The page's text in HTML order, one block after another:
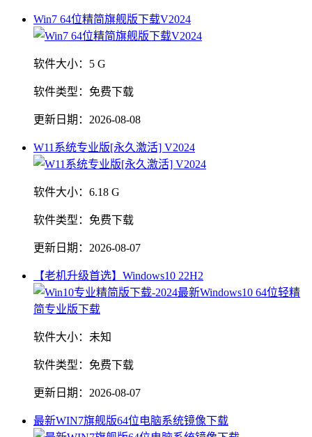
Win7 64位精简旗舰版下载V2024
软件大小： 5 G
软件类型： 免费下载
更新日期： 2026-08-08
W11系统专业版[永久激活] V2024
软件大小： 6.18 G
软件类型： 免费下载
更新日期： 2026-08-07
【老机升级首选】Windows10 22H2
软件大小： 未知
软件类型： 免费下载
更新日期： 2026-08-07
最新WIN7旗舰版64位电脑系统镜像下载